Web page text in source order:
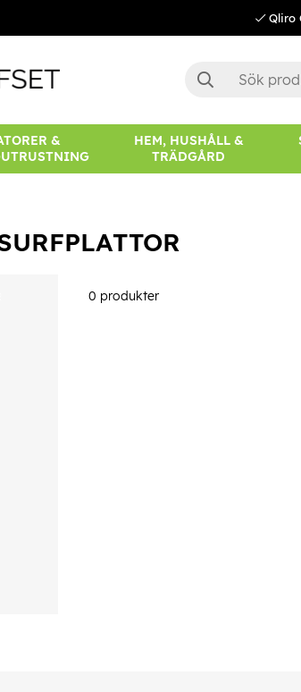
Qliro
&
HEM, HUSHÅLL &
TRÄDGÅRD
0 produkter